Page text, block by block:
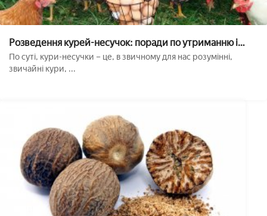
Розведення курей-несучок: поради по утриманню і
годівлі
По суті, кури-несучки – це, в звичному для нас розумінні,
звичайні кури, ...